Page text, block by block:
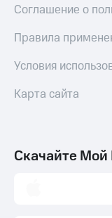
Соглашение о
Правила
Условия
Карта сайта
Скачайте